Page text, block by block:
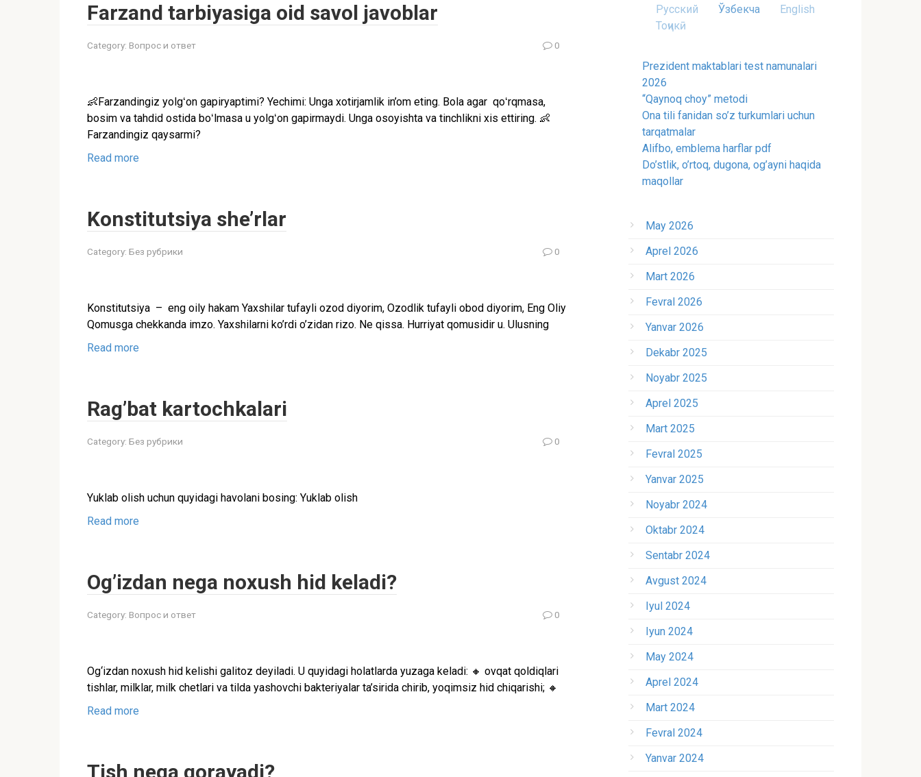
Farzand tarbiyasiga oid savol javoblar
Category: Вопрос и ответ 0
👶Farzandingiz yolgʻon gapiryaptimi? Yechimi: Unga xotirjamlik in’om eting. Bola agar qoʻrqmasa,
bosim va tahdid ostida boʻlmasa u yolgʻon gapirmaydi. Unga osoyishta va tinchlikni xis ettiring. 👶
Farzandingiz qaysarmi?
Read more
Konstitutsiya she’rlar
Category: Без рубрики 0
Konstitutsiya – eng oily hakam Yaxshilar tufayli ozod diyorim, Ozodlik tufayli obod diyorim, Eng Oliy
Qomusga chekkanda imzo. Yaxshilarni ko’rdi o’zidan rizo. Ne qissa. Hurriyat qomusidir u. Ulusning
Read more
Rag’bat kartochkalari
Category: Без рубрики 0
Yuklab olish uchun quyidagi havolani bosing: Yuklab olish
Read more
Og’izdan nega noxush hid keladi?
Category: Вопрос и ответ 0
Og‘izdan noxush hid kelishi galitoz deyiladi. U quyidagi holatlarda yuzaga keladi: 🔸 ovqat qoldiqlari
tishlar, milklar, milk chetlari va tilda yashovchi bakteriyalar ta’sirida chirib, yoqimsiz hid chiqarishi; 🔸
Read more
Tish nega qorayadi?
Русский Ўзбекча
English
Тоҷикӣ
Prezident maktablari test namunalari
2026
“Qaynoq choy” metodi
Ona tili fanidan so’z turkumlari uchun
tarqatmalar
Alifbo, emblema harflar pdf
Do’stlik, o’rtoq, dugona, og’ayni haqida
maqollar
May 2026
Aprel 2026
Mart 2026
Fevral 2026
Yanvar 2026
Dekabr 2025
Noyabr 2025
Aprel 2025
Mart 2025
Fevral 2025
Yanvar 2025
Noyabr 2024
Oktabr 2024
Sentabr 2024
Avgust 2024
Iyul 2024
Iyun 2024
May 2024
Aprel 2024
Mart 2024
Fevral 2024
Yanvar 2024